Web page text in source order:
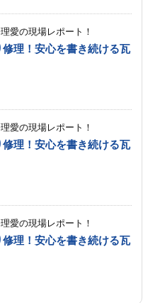
愛の現場レポート！
理！安心を書き続ける瓦
愛の現場レポート！
理！安心を書き続ける瓦
愛の現場レポート！
理！安心を書き続ける瓦